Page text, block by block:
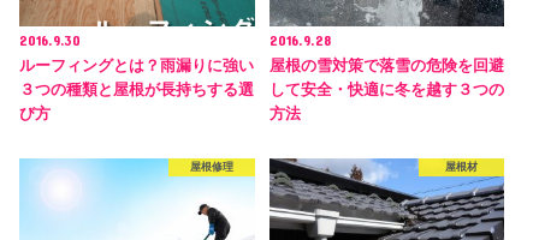
2016.9.30
ルーフィングとは？雨漏りに強い
３つの種類と屋根が長持ちする選
び方
2016.9.28
屋根の雪対策で落雪の危険を回避
して安全・快適に冬を越す３つの
方法
屋根修理 屋根材